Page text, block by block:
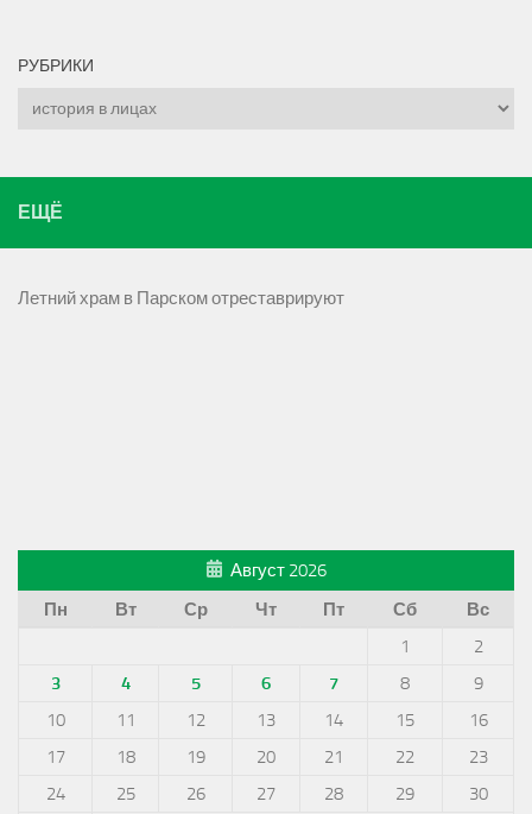
РУБРИКИ
Рубрики
ЕЩЁ
Летний храм в Парском отреставрируют
Август 2026
Пн
Вт Ср Чт Пт Сб
Вс
1
2
3
4 5 6 7 8
9
10
11 12 13 14 15
16
17
18 19 20 21 22
23
24
25 26 27 28 29
30